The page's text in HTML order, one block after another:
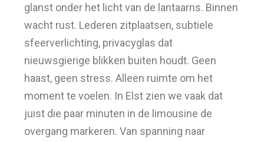
glanst onder het licht van de lantaarns. Binnen
wacht rust. Lederen zitplaatsen, subtiele
sfeerverlichting, privacyglas dat
nieuwsgierige blikken buiten houdt. Geen
haast, geen stress. Alleen ruimte om het
moment te voelen. In Elst zien we vaak dat
juist die paar minuten in de limousine de
overgang markeren. Van spanning naar